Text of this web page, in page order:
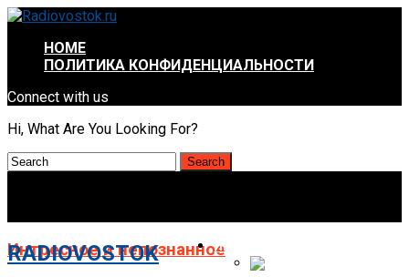
HOME
ПОЛИТИКА КОНФИДЕНЦИАЛЬНОСТИ
Connect with us
Hi, What Are You Looking For?
RADIOVOSTOK ИНТРЕСНОЕ И НЕПОЗНАННОЕ
Интресное и непознанное